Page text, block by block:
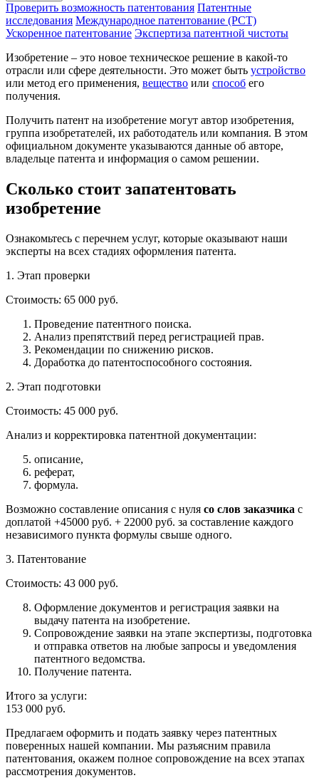
Проверить возможность патентования Патентные
исследования Международное патентование (PCT)
Ускоренное патентование Экспертиза патентной чистоты
Изобретение – это новое техническое решение в какой-то
отрасли или сфере деятельности. Это может быть устройство
или метод его применения, вещество или способ его
получения.
Получить патент на изобретение могут автор изобретения,
группа изобретателей, их работодатель или компания. В этом
официальном документе указываются данные об авторе,
владельце патента и информация о самом решении.
Сколько стоит запатентовать
изобретение
Ознакомьтесь с перечнем услуг, которые оказывают наши
эксперты на всех стадиях оформления патента.
1. Этап проверки
Стоимость: 65 000 руб.
Проведение патентного поиска.
Анализ препятствий перед регистрацией прав.
Рекомендации по снижению рисков.
Доработка до патентоспособного состояния.
2. Этап подготовки
Стоимость: 45 000 руб.
Анализ и корректировка патентной документации:
описание,
реферат,
формула.
Возможно составление описания с нуля со слов заказчика с
доплатой +45000 руб. + 22000 руб. за составление каждого
независимого пункта формулы свыше одного.
3. Патентование
Стоимость: 43 000 руб.
Оформление документов и регистрация заявки на
выдачу патента на изобретение.
Сопровождение заявки на этапе экспертизы, подготовка
и отправка ответов на любые запросы и уведомления
патентного ведомства.
Получение патента.
Итого за услуги:
153 000 руб.
Предлагаем оформить и подать заявку через патентных
поверенных нашей компании. Мы разъясним правила
патентования, окажем полное сопровождение на всех этапах
рассмотрения документов.